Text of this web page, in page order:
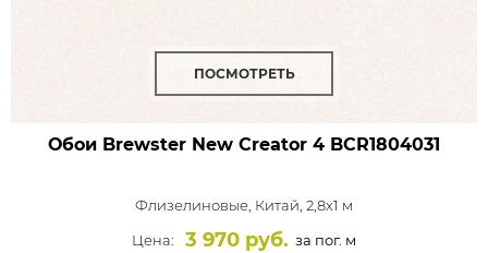
ПОСМОТРЕТЬ
Обои Brewster New Creator 4 BCR1804031
Флизелиновые, Китай, 2,8x1 м
Цена:
3 970 руб. за пог. м